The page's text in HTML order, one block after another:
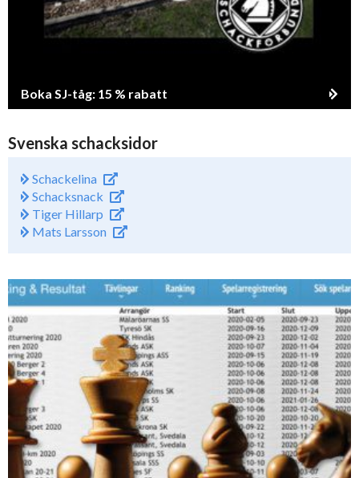
Boka SJ-tåg: 15 % rabatt
Svenska schacksidor
Schackelina
Schacksnack
Tiger Hillarp
Mats Larsson